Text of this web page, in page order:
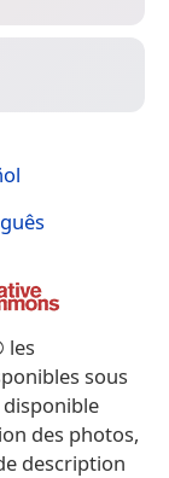
les
sous
disponible
des photos,
description